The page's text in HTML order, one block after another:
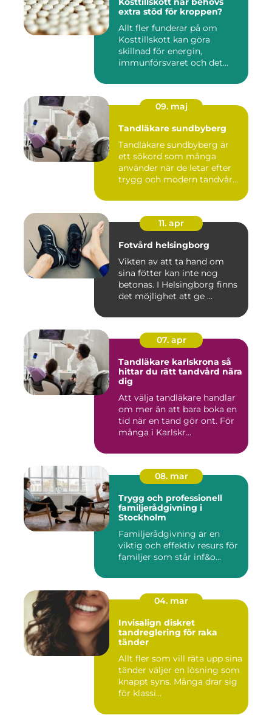
extra stöd för kroppen?
Allt fler funderar på om
Kosttillskott kan göra
skillnad för energin,
immunförsvaret och det
09. maj
Tandläkare sundbyberg
Tandläkare sundbyberg är
ett sökord som många
använder när de letar efter
trygg och modern tandvård
11. apr
Fotvård helsingborg
Vikten av att ta hand om
sina fötter kan inte nog
betonas. I Helsingborg finns
det möjlighet att ge ...
07. apr
Tandläkare karlskrona så
hittar du rätt tandvård nära
dig
Att välja tandläkare handlar
om mer än att bara boka en
tid när en tand gör ont. För
många i Karlskr...
08. mar
Trygg och professionell
familjerådgivning i
Stockholm
Familjerådgivning är en
viktig och effektiv resurs för
familjer som står inf&o...
04. mar
Invisalign diskret
tandreglering för raka
tänder
Allt fler som vill räta upp sina
tänder väljer en lösning som
knappt syns. Många drar sig
för klassi...